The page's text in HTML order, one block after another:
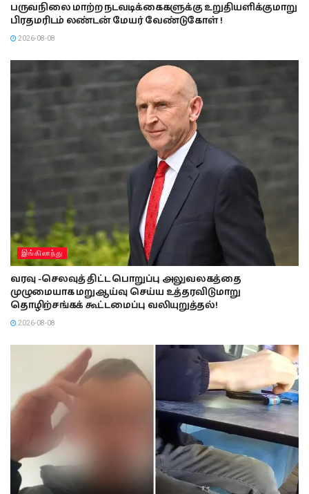
பருவநிலை மாற்ற நடவடிக்கைகளுக்கு உறுதியளிக்குமாறு
பிரதமரிடம் லண்டன் மேயர் வேண்டுகோள் !
2026-08-08
இங்கிலாந்து
வரவு -செலவுத் திட்ட பொறுப்பு அலுவலகத்தை
முழுமையாக மறுஆய்வு செய்ய உத்தரவிடுமாறு
தொழிற்சங்கக் கூட்டமைப்பு வலியுறுத்தல்!
2026-08-08